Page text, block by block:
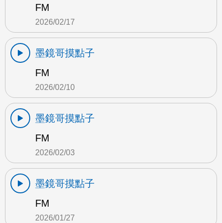
FM
2026/02/17
墨鏡哥摸點子
FM
2026/02/10
墨鏡哥摸點子
FM
2026/02/03
墨鏡哥摸點子
FM
2026/01/27